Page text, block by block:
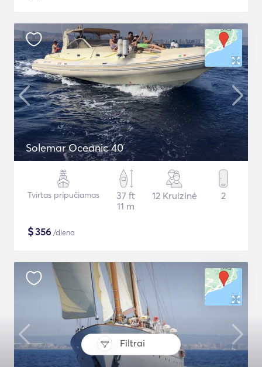
Filtrai
Solemar Oceanic 40
Tvirtas pripučiamas
37 ft
11 m
12 Kruizinė 2
$356 /diena